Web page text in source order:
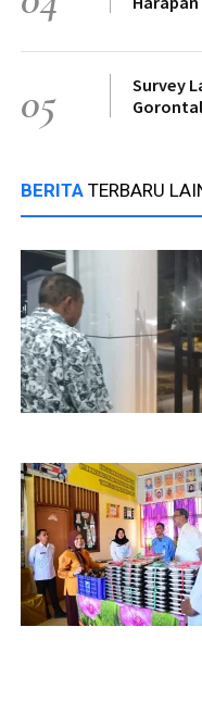
05
Survey
BERITA TERBARU